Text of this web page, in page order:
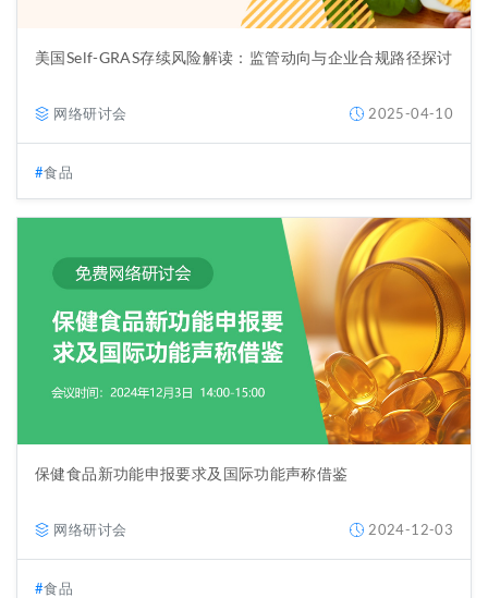
美国Self-GRAS存续风险解读：监管动向与企业合规路径探讨
网络研讨会 2025-04-10
食品
保健食品新功能申报要求及国际功能声称借鉴
网络研讨会 2024-12-03
食品